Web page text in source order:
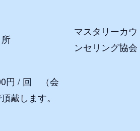
マスタリーカウ
ンセリング協会
円 / 回 （会
戴します。